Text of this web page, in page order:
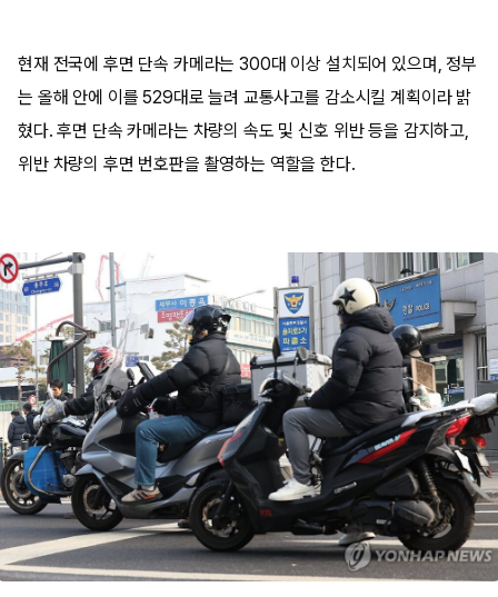
현재 전국에 후면 단속 카메라는 300대 이상 설치되어 있으며, 정부
는 올해 안에 이를 529대로 늘려 교통사고를 감소시킬 계획이라 밝
혔다. 후면 단속 카메라는 차량의 속도 및 신호 위반 등을 감지하고,
위반 차량의 후면 번호판을 촬영하는 역할을 한다.